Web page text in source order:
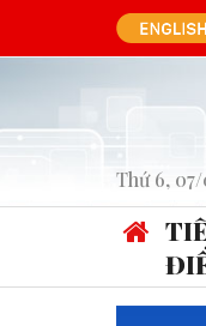
Thứ 6, 07/